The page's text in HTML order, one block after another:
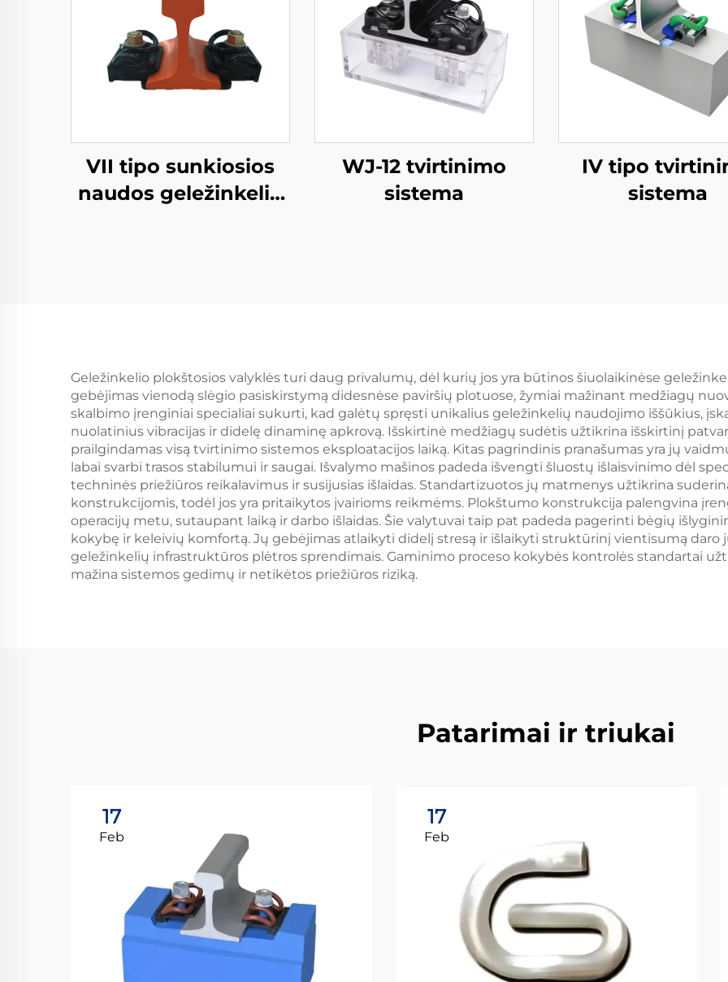
VII tipo sunkiosios
naudos geležinkelio
WJ-12 tvirtinimo
sistema
IV tipo
sistema
Geležinkelio plokštosios valyklės turi daug privalumų, dėl kurių jos yra būtinos šiuolaikinėse
gebėjimas vienodą slėgio pasiskirstymą didesnėse paviršių plotuose, žymiai mažinant medžiagų
skalbimo įrenginiai specialiai sukurti, kad galėtų spręsti unikalius geležinkelių naudojimo iššūkius,
nuolatinius vibracijas ir didelę dinaminę apkrovą. Išskirtinė medžiagų sudėtis užtikrina išskirtinį
prailgindamas visą tvirtinimo sistemos eksploatacijos laiką. Kitas pagrindinis pranašumas yra jų
labai svarbi trasos stabilumui ir saugai. Išvalymo mašinos padeda išvengti šluostų išlaisvinimo dėl
techninės priežiūros reikalavimus ir susijusias išlaidas. Standartizuotos jų matmenys užtikrina
konstrukcijomis, todėl jos yra pritaikytos įvairioms reikmėms. Plokštumo konstrukcija palengvina
operacijų metu, sutaupant laiką ir darbo išlaidas. Šie valytuvai taip pat padeda pagerinti bėgių
kokybę ir keleivių komfortą. Jų gebėjimas atlaikyti didelį stresą ir išlaikyti struktūrinį vientisumą daro
geležinkelių infrastruktūros plėtros sprendimais. Gaminimo proceso kokybės kontrolės standartai
mažina sistemos gedimų ir netikėtos priežiūros riziką.
Patarimai ir triukai
17
Feb
17
Feb